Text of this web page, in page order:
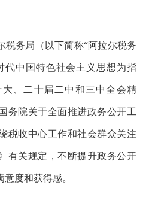
税务局（以下简称“阿拉尔税务
代中国特色社会主义思想为指
、二十届二中和三中全会精
务院关于全面推进政务公开工
税收中心工作和社会群众关注
有关规定，不断提升政务公开
度和获得感。